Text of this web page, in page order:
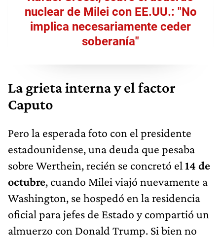
nuclear de Milei con EE.UU.: "No
implica necesariamente ceder
soberanía"
La grieta interna y el factor
Caputo
Pero la esperada foto con el presidente
estadounidense, una deuda que pesaba
sobre Werthein, recién se concretó el 14 de
octubre, cuando Milei viajó nuevamente a
Washington, se hospedó en la residencia
oficial para jefes de Estado y compartió un
almuerzo con Donald Trump. Si bien no